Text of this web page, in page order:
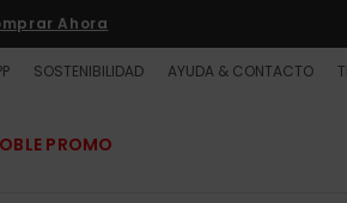
Ahora
SOSTENIBILIDAD AYUDA & CONTACTO
PROMO